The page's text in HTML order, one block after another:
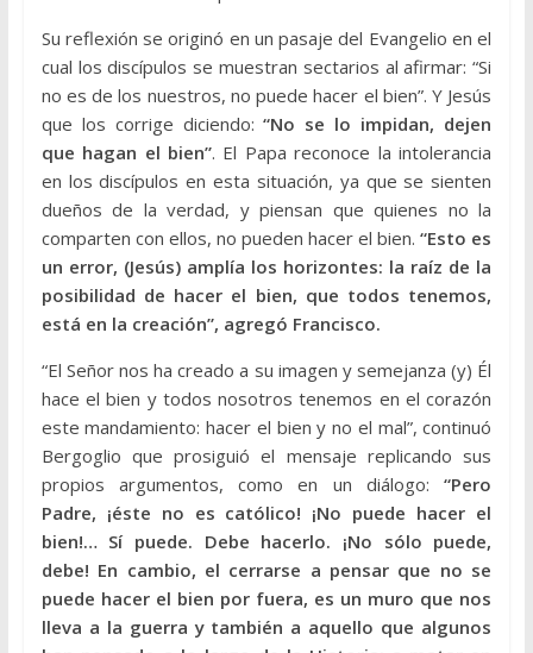
Su reflexión se originó en un pasaje del Evangelio en el
cual los discípulos se muestran sectarios al afirmar: “Si
no es de los nuestros, no puede hacer el bien”. Y Jesús
que los corrige diciendo:“No se lo impidan, dejen
que hagan el bien”. El Papa reconoce la intolerancia
en los discípulos en esta situación, ya que se sienten
dueños de la verdad, y piensan que quienes no la
comparten con ellos, no pueden hacer el bien.“Esto es
un error, (Jesús) amplía los horizontes: la raíz de la
posibilidad de hacer el bien, que todos tenemos,
está en la creación”, agregó Francisco.
“El Señor nos ha creado a su imagen y semejanza (y) Él
hace el bien y todos nosotros tenemos en el corazón
este mandamiento: hacer el bien y no el mal”, continuó
Bergoglio que prosiguió el mensaje replicando sus
propios argumentos, como en un diálogo:“Pero
Padre, ¡éste no es católico! ¡No puede hacer el
bien!… Sí puede. Debe hacerlo. ¡No sólo puede,
debe! En cambio, el cerrarse a pensar que no se
puede hacer el bien por fuera, es un muro que nos
lleva a la guerra y también a aquello que algunos